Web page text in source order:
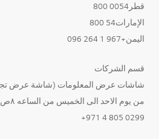
قطر0054 800
الإمارات54 800
اليمن+967 1 264 096
قسم الشركات
شاشات عرض المعلومات (شاشة عرض
من يوم الاحد الى الخميس من الساعه ٨ص الى ٥م
0299 805 4 971+